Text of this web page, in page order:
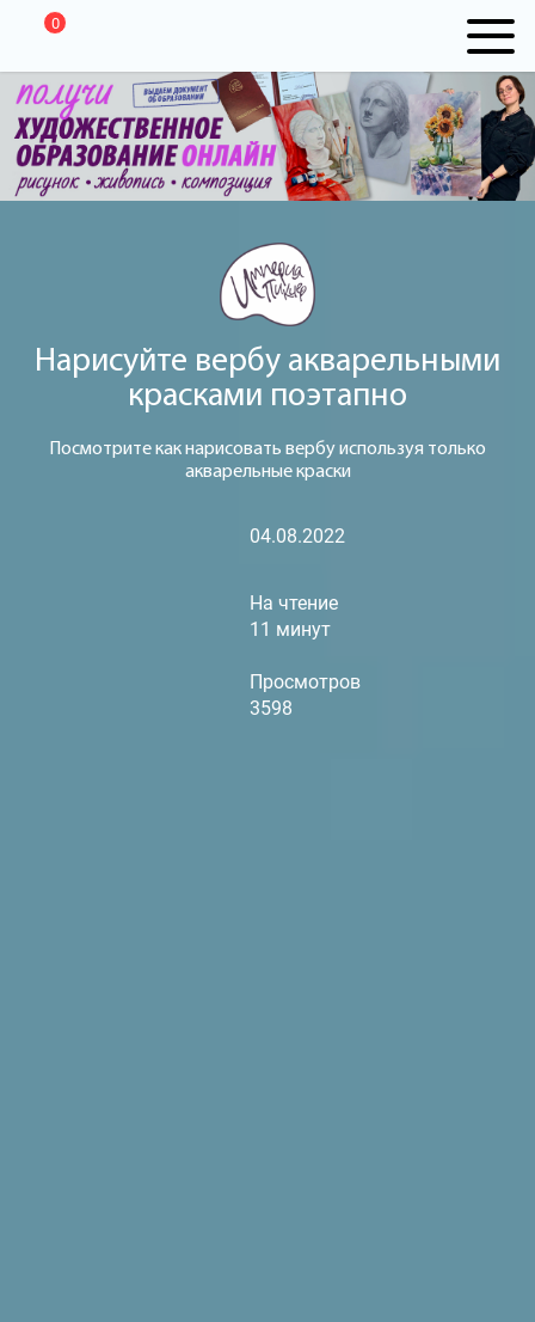
0
Нарисуйте вербу акварельными
красками поэтапно
Посмотрите как нарисовать вербу используя только
акварельные краски
04.08.2022
На чтение
11 минут
Просмотров
3598